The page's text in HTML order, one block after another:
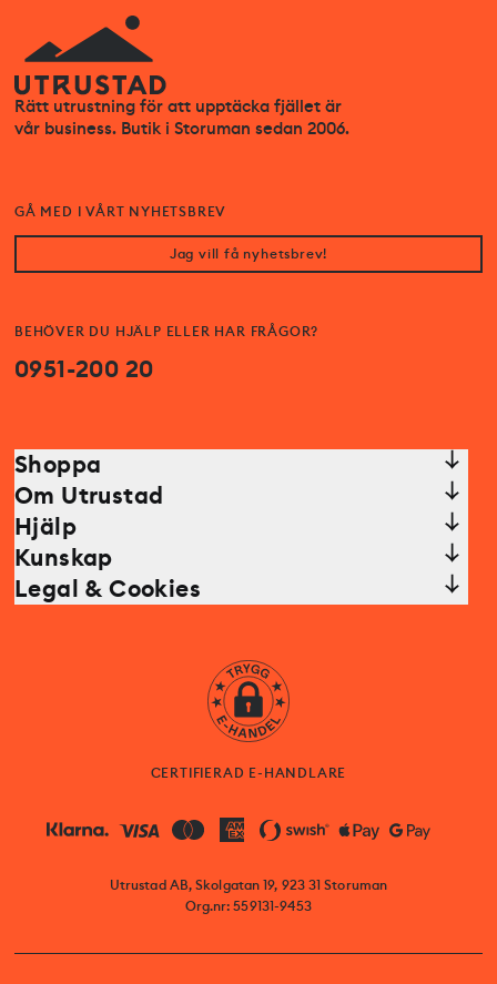
Rätt utrustning för att upptäcka fjället är
vår business. Butik i Storuman sedan 2006.
BEHÖVER DU HJÄLP ELLER HAR FRÅGOR?
0951-200 20
GÅ MED I VÅRT NYHETSBREV
Jag vill få nyhetsbrev!
Shoppa
Om Utrustad
Hjälp
Kunskap
Legal & Cookies
CERTIFIERAD E-HANDLARE
Utrustad AB, Skolgatan 19, 923 31 Storuman
Org.nr: 559131-9453